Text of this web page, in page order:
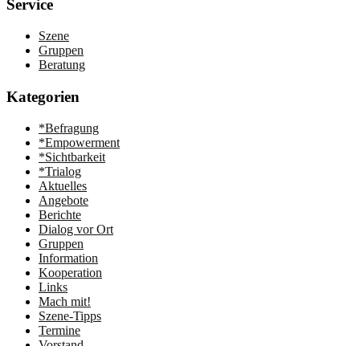
Service
Szene
Gruppen
Beratung
Kategorien
*Befragung
*Empowerment
*Sichtbarkeit
*Trialog
Aktuelles
Angebote
Berichte
Dialog vor Ort
Gruppen
Information
Kooperation
Links
Mach mit!
Szene-Tipps
Termine